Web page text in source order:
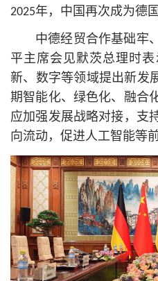
2025年，中国再次成为德
中德经贸合作基础牢
平主席会见默茨总理时
新、数字等领域提出新发
期智能化、绿色化、融合
应加强发展战略对接，支
向流动，促进人工智能等